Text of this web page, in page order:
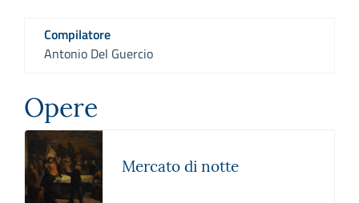
Compilatore
Antonio Del Guercio
Opere
Mercato di notte